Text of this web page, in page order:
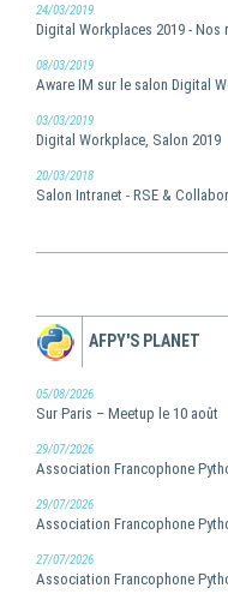
24/03/2019
Digital Workplaces 2019 - Nos
08/03/2019
Aware IM sur le salon Digital
03/03/2019
Digital Workplace, Salon 2019
20/03/2018
Salon Intranet - RSE &
AFPY'S PLANET
05/08/2026
Sur Paris – Meetup le 10 août
29/07/2026
Association Francophone
29/07/2026
Association Francophone
27/07/2026
Association Francophone